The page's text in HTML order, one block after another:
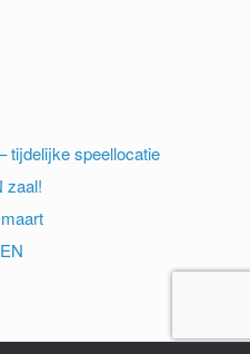
tijdelijke speellocatie
zaal!